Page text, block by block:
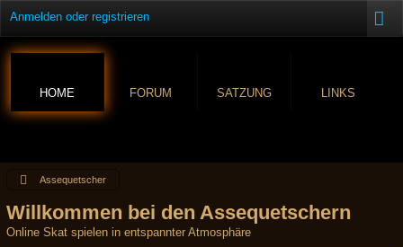
Anmelden oder registrieren
HOME FORUM SATZUNG LINKS
Assequetscher
Willkommen bei den Assequetschern
Online Skat spielen in entspannter Atmosphäre